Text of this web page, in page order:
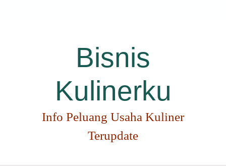
Bisnis
Kulinerku
Info Peluang Usaha Kuliner
Terupdate